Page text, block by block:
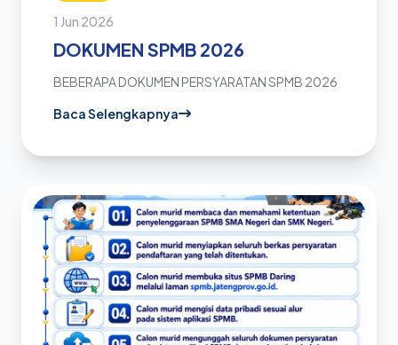
Teknik
Komputer
dan
(TJKT)
1 Jun 2026
DOKUMEN SPMB 2026
BEBERAPA DOKUMEN PERSYARATAN SPMB 2026
Baca Selengkapnya